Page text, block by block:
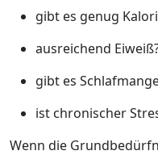
gibt es genug
ausreichend
gibt es
ist chronischer
Wenn die